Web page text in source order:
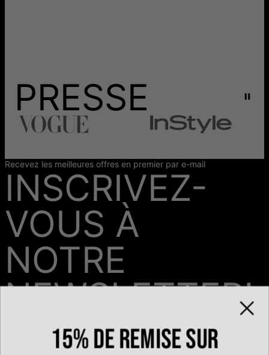
PRESSE
Recevez les meilleures offres en premier par e-mail
INSCRIVEZ-
VOUS À
NOTRE
NEWSLETTER!
15% de remise sur